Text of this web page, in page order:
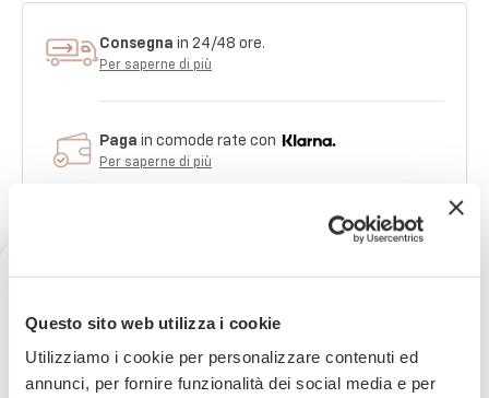
Questo sito web utilizza i cookie
Utilizziamo i cookie per personalizzare contenuti ed
annunci, per fornire funzionalità dei social media e per
Consegna in 24/48 ore.
Per saperne di più
Paga in comode rate con
Per saperne di più
Pietro ed il suo teamti assistono nel tuo
acquisto
Ricevi uno sconto del 10% sul
tuo prossimo ordine